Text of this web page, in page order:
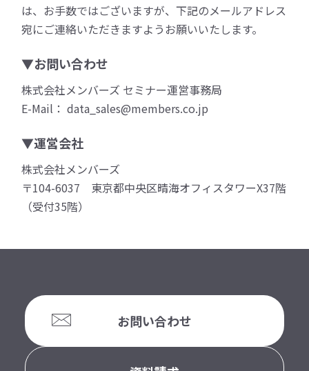
は、お手数ではございますが、下記のメールアドレス
宛にご連絡いただきますようお願いいたします。
▼お問い合わせ
株式会社メンバーズ セミナー運営事務局
E-Mail： data_sales@members.co.jp
▼運営会社
株式会社メンバーズ
〒104-6037 東京都中央区晴海オフィスタワーX37階
（受付35階）
お問い合わせ